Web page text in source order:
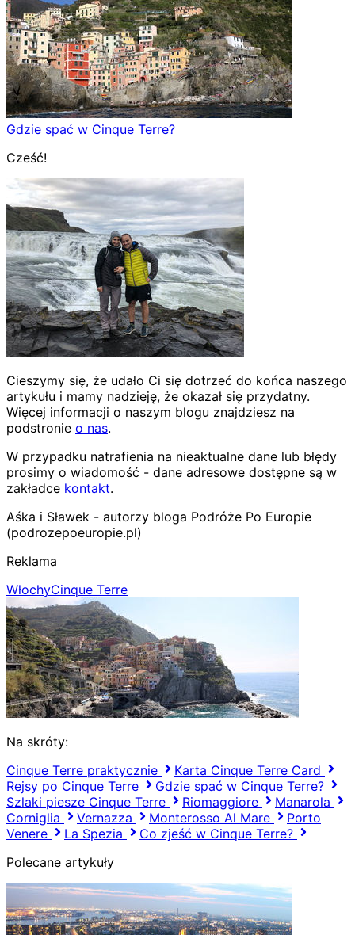
Gdzie spać w Cinque Terre?
Cześć!
Cieszymy się, że udało Ci się dotrzeć do końca naszego
artykułu i mamy nadzieję, że okazał się przydatny.
Więcej informacji o naszym blogu znajdziesz na
podstronie o nas.
W przypadku natrafienia na nieaktualne dane lub błędy
prosimy o wiadomość - dane adresowe dostępne są w
zakładce kontakt.
Aśka i Sławek - autorzy bloga Podróże Po Europie
(podrozepoeuropie.pl)
Reklama
WłochyCinque Terre
Na skróty:
Cinque Terre praktycznie
Karta Cinque Terre Card
Rejsy po Cinque Terre
Gdzie spać w Cinque Terre?
Szlaki piesze Cinque Terre
Riomaggiore
Manarola
Corniglia
Vernazza Monterosso Al Mare
Porto
Venere
La Spezia
Co zjeść w Cinque Terre?
Polecane artykuły